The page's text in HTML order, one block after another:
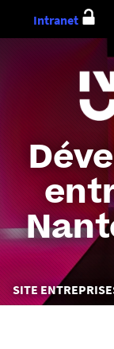
Vous
êtes
SITE
Intranet